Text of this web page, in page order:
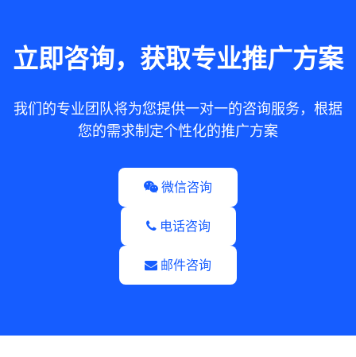
的网络营销解决方案。
立即咨询，获取专业推广方案
我们的专业团队将为您提供一对一的咨询服务，根据
您的需求制定个性化的推广方案
微信咨询
电话咨询
邮件咨询